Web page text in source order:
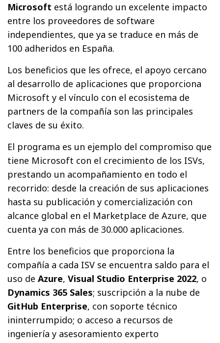
Microsoft está logrando un excelente impacto
entre los proveedores de software
independientes, que ya se traduce en más de
100 adheridos en España.
Los beneficios que les ofrece, el apoyo cercano
al desarrollo de aplicaciones que proporciona
Microsoft y el vínculo con el ecosistema de
partners de la compañía son las principales
claves de su éxito.
El programa es un ejemplo del compromiso que
tiene Microsoft con el crecimiento de los ISVs,
prestando un acompañamiento en todo el
recorrido: desde la creación de sus aplicaciones
hasta su publicación y comercialización con
alcance global en el Marketplace de Azure, que
cuenta ya con más de 30.000 aplicaciones.
Entre los beneficios que proporciona la
compañía a cada ISV se encuentra saldo para el
uso deAzure,Visual Studio Enterprise 2022, o
Dynamics 365 Sales; suscripción a la nube de
GitHub Enterprise, con soporte técnico
ininterrumpido; o acceso a recursos de
ingeniería y asesoramiento experto